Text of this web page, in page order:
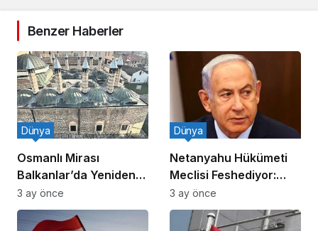
Benzer Haberler
Osmanlı Mirası
Balkanlar’da Yeniden
Canlanıyor
Dünya
3 ay önce
Netanyahu Hükümeti
Meclisi Feshediyor:
Erken Seçim!
Dünya
3 ay önce